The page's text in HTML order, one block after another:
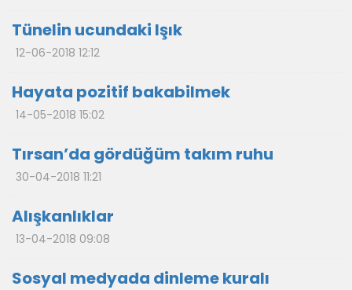
Tünelin ucundaki Işık
12-06-2018 12:12
Hayata pozitif bakabilmek
14-05-2018 15:02
Tırsan’da gördüğüm takım ruhu
30-04-2018 11:21
Alışkanlıklar
13-04-2018 09:08
Sosyal medyada dinleme kuralı